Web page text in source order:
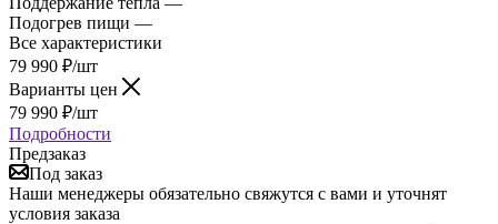
Подогрев пищи —
Все характеристики
79 990 ₽/шт
Варианты цен
79 990 ₽/шт
Подробности
Предзаказ
Под заказ
Наши менеджеры обязательно свяжутся с вами и уточнят
условия заказа